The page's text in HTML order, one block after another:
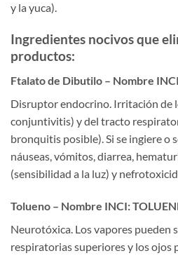
y la yuca).
Ingredientes nocivos que
productos:
Ftalato de Dibutilo – Nombre
Disruptor endocrino. Irritación de
conjuntivitis) y del tracto
bronquitis posible). Si se ingiere o
náuseas, vómitos, diarrea,
(sensibilidad a la luz) y
Tolueno – Nombre INCI:
Neurotóxica. Los vapores pueden
respiratorias superiores y los ojos